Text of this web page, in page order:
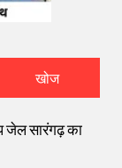
खोज
जेल सारंगढ़ का